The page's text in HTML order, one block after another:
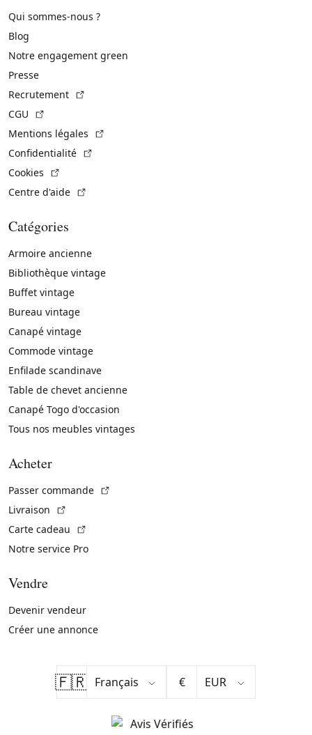
Qui sommes-nous ?
Blog
Notre engagement green
Presse
Recrutement
CGU
Mentions légales
Confidentialité
Cookies
Centre d'aide
Catégories
Armoire ancienne
Bibliothèque vintage
Buffet vintage
Bureau vintage
Canapé vintage
Commode vintage
Enfilade scandinave
Table de chevet ancienne
Canapé Togo d'occasion
Tous nos meubles vintages
Acheter
Passer commande
Livraison
Carte cadeau
Notre service Pro
Vendre
Devenir vendeur
Créer une annonce
🇫🇷 €